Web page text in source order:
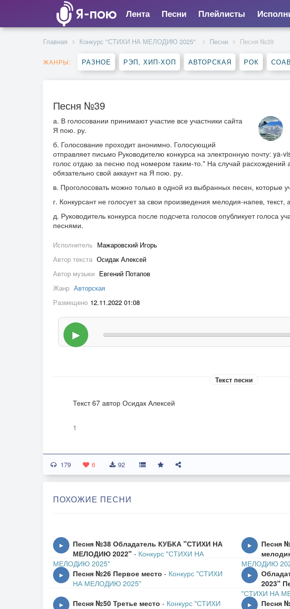
Лента Песни Плейлисты
Главная Конкурс "СТИХИ НА МЕЛОДИЮ 2025" Песни Песня №39
ЖАНРЫ: РАЗНОЕ РЭП, ХИП-ХОП АВТОРСКАЯ РОК
Песня №39
а. В голосовании принимают участие все участники сайта
Я пою. ру.
б. Голосование проходит анонимно. Голосующий
отправляет письмо Руководителю конкурса на электронную почту:
голос отдаю за песню под номером таким-то." На случай расхождений
обязательно свой аккаунт на Я пою. ру.
в. Проголосовать можно только в одной из выбранных песен, которые
г. Конкурсант не голосует за свои произведения мелодия-напев,
д. Руководитель конкурса после подсчета голосов опубликует голоса
песнями.
Исполнитель Мажаровский Игорь
Автор текста Осидак Алексей
Автор музыки Евгений Потапов
Жанр Авторская
Размещено 12.11.2022 01:08
▶
Текст песни
Текст 67 автор Осидак Алексей
1
Жаль...
Уже проходит осень. Месяц последний.
Что же Вы, леди?
Последний шанс создать шедевра лампаду
Под листопады.
Слышатся стансы...
179 6 92
ПОХОЖИЕ ПЕСНИ
▶
Песня №38 Обладатель КУБКА "СТИХИ НА
МЕЛОДИЮ 2022" - Конкурс "СТИХИ НА
МЕЛОДИЮ 2025"
▶
Песня
МЕЛОДИЮ
▶ Песня №26 Первое место - Конкурс "СТИХИ
НА МЕЛОДИЮ 2025"
▶
2023"
"СТИХИ НА
▶ Песня №50 Третье место - Конкурс "СТИХИ
▶
Песня